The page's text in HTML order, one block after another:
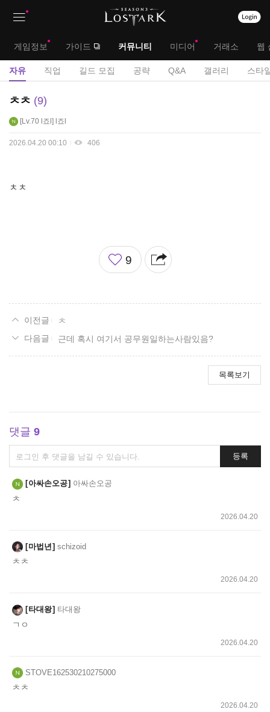
대
메
게임정보 가이드 커뮤니티 미디어 거래소 웹
서
자유 직업 길드 모집 공략 Q&A 갤러리 스타
자
게
ㅊㅊ 9
Lv.70 l죠l l죠l
2026.04.20 00:10 406
ㅊㅊ
좋
아
9
ㅊ
근데 혹시 여기서 공무원일하는사람있음?
목록보기
댓글 9
댓
글
쓰
기
등록
아싸손오공 아싸손오공
ㅊ
2026.04.20
마법년 schizoid
ㅊㅊ
2026.04.20
타대왕 타대왕
ㄱㅇ
2026.04.20
STOVE162530210275000
ㅊㅊ
2026.04.20